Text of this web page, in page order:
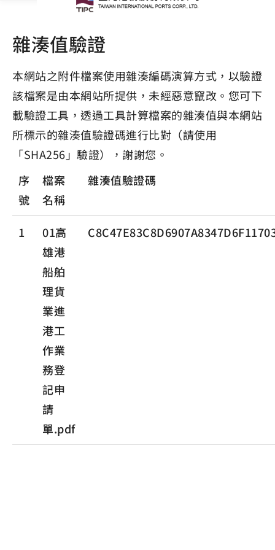
雜湊值驗證
本網站之附件檔案使用雜湊編碼演算方式，以驗證
該檔案是由本網站所提供，未經惡意竄改。您可下
載驗證工具，透過工具計算檔案的雜湊值與本網站
所標示的雜湊值驗證碼進行比對（請使用
「SHA256」驗證），謝謝您。
序
號
檔案
名稱
雜湊值驗證碼
1
01高
雄港
船舶
理貨
業進
港工
作業
務登
記申
請
單.pdf